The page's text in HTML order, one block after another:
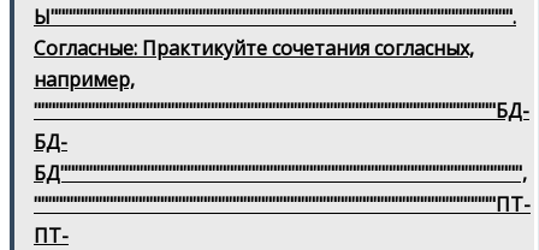
Ы"""""""""""""""""""""""""""""""""""""""""""""""""""""""""""""""".
Согласные: Практикуйте сочетания согласных,
например,
""""""""""""""""""""""""""""""""""""""""""""""""""""""""""""""""БД-
БД-
БД"""""""""""""""""""""""""""""""""""""""""""""""""""""""""""""""",
""""""""""""""""""""""""""""""""""""""""""""""""""""""""""""""""ПТ-
ПТ-